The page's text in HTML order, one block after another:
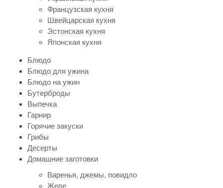
Французская кухня
Швейцарская кухня
Эстонская кухня
Японская кухня
Блюдо
Блюдо для ужина
Блюдо на ужин
Бутерброды
Выпечка
Гарнир
Горячие закуски
Грибы
Десерты
Домашние заготовки
Варенья, джемы, повидло
Желе